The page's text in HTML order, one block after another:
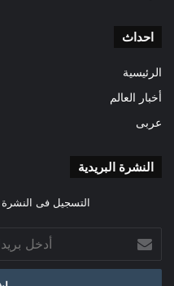
احداث
الرئيسية
أخبار العالم
عربى
النشرة البريدية
التسجيل فى النشرة
بريدك
الإلكتروني